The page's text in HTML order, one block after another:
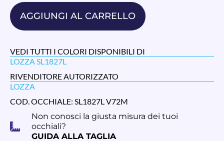
AGGIUNGI AL CARRELLO
VEDI TUTTI I COLORI DISPONIBILI DI
LOZZA SL1827L
RIVENDITORE AUTORIZZATO
LOZZA
COD. OCCHIALE: SL1827L V72M
Non conosci la giusta misura dei tuoi
occhiali?
GUIDA ALLA TAGLIA